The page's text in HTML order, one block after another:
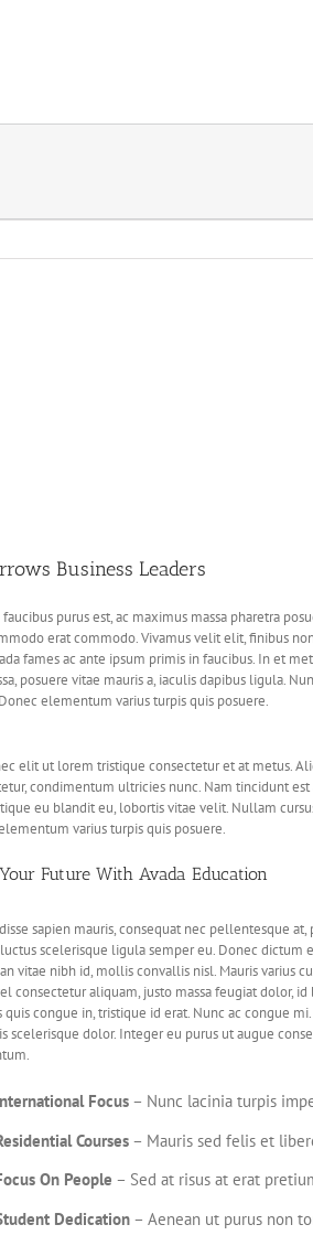
Business Leaders
purus est, ac maximus massa pharetra
erat commodo. Vivamus velit elit, finibus
fames ac ante ipsum primis in faucibus. In et
posuere vitae mauris a, iaculis dapibus ligula.
elementum varius turpis quis posuere.
elit ut lorem tristique consectetur et at metus.
condimentum ultricies nunc. Nam tincidunt
eu blandit eu, lobortis vitae velit. Nullam
varius turpis quis posuere.
Future With Avada Education
sapien mauris, consequat nec pellentesque
scelerisque ligula semper eu. Donec
vitae nibh id, mollis convallis nisl. Mauris varius
consectetur aliquam, justo massa feugiat dolor,
quis congue in, tristique id erat. Nunc ac congue
scelerisque dolor. Integer eu purus ut augue
Focus – Nunc lacinia turpis
Courses – Mauris sed felis et
On People – Sed at risus at erat
Dedication – Aenean ut purus non